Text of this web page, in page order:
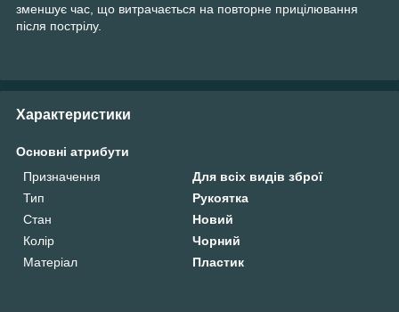
зменшує час, що витрачається на повторне прицілювання
після пострілу.
Характеристики
Основні атрибути
Призначення
Для всіх видів зброї
Тип
Рукоятка
Стан
Новий
Колір
Чорний
Матеріал
Пластик